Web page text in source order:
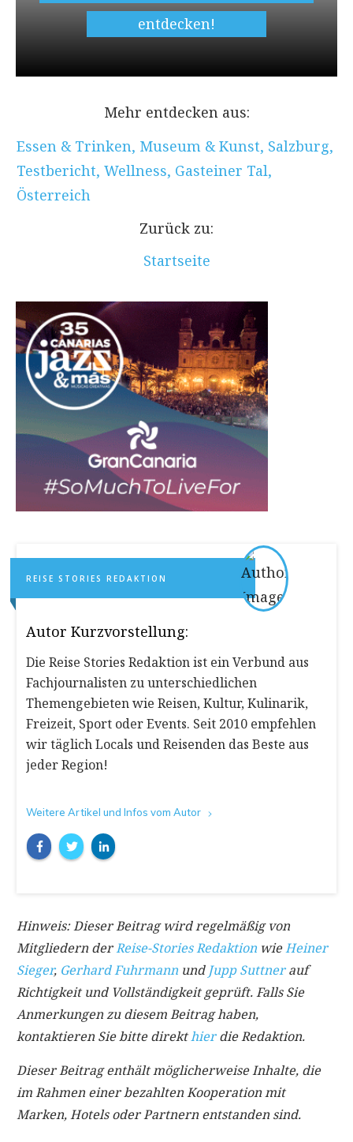
entdecken!
Mehr entdecken aus:
Essen & Trinken, Museum & Kunst, Salzburg,
Testbericht, Wellness, Gasteiner Tal,
Österreich
Zurück zu:
Startseite
REISE STORIES REDAKTION
Autor Kurzvorstellung:
Die Reise Stories Redaktion ist ein Verbund aus
Fachjournalisten zu unterschiedlichen
Themengebieten wie Reisen, Kultur, Kulinarik,
Freizeit, Sport oder Events. Seit 2010 empfehlen
wir täglich Locals und Reisenden das Beste aus
jeder Region!
Weitere Artikel und Infos vom Autor
Hinweis: Dieser Beitrag wird regelmäßig von
Mitgliedern derReise-Stories Redaktion wieHeiner
Sieger, Gerhard Fuhrmann und Jupp Suttnerauf
Richtigkeit und Vollständigkeit geprüft. Falls Sie
Anmerkungen zu diesem Beitrag haben,
kontaktieren Sie bitte direkthierdie Redaktion.
Dieser Beitrag enthält möglicherweise Inhalte, die
im Rahmen einer bezahlten Kooperation mit
Marken, Hotels oder Partnern entstanden sind.